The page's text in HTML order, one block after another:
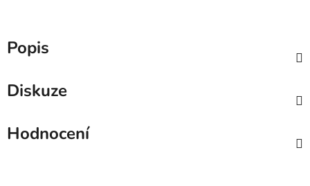
Popis
Diskuze
Hodnocení